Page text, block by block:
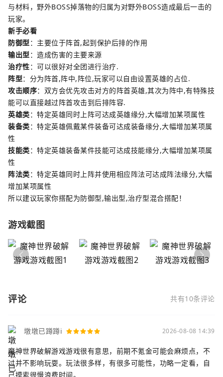
与材料，野外BOSS掉落物的归属为对野外BOSS造成最后一击的
玩家。
新手必看
防御型：主要位于阵首,起到保护后排的作用
输出型：造成伤害的主要来源
治疗性：可以很好对全团进行治疗.
阵型：分为阵首,阵中,阵位,玩家可以自由设置英雄的占位.
攻击顺序：双方会优先攻击对方的阵首英雄,其次为阵中,有特殊技
能可以直接越过阵首攻击到后排阵容.
英雄类：特定英雄同时上阵可达成英雄缘分,大幅增加某项属性
装备类：特定英雄佩戴某件装备可达成装备缘分,大幅增加某项属
性
技能类：特定英雄装备某件技能可达成技能缘分,大幅增加某项属
性
阵法类：特定英雄同时上阵并使用相应阵法可达成阵法缘分,大幅
增加某项属性
所以建议玩家你搭配为防御型,输出型,治疗型混合搭配！
游戏截图
评论 共有10条评论
墩墩已蹲蹲i 2026-08-08 14:39
魔神世界破解游戏游戏很有意思，前期不氪金可能会麻烦点，不
过并不影响玩耍。玩法很多样，有很多可能性，功略一定看，自
己摸索很慢浪费时间。